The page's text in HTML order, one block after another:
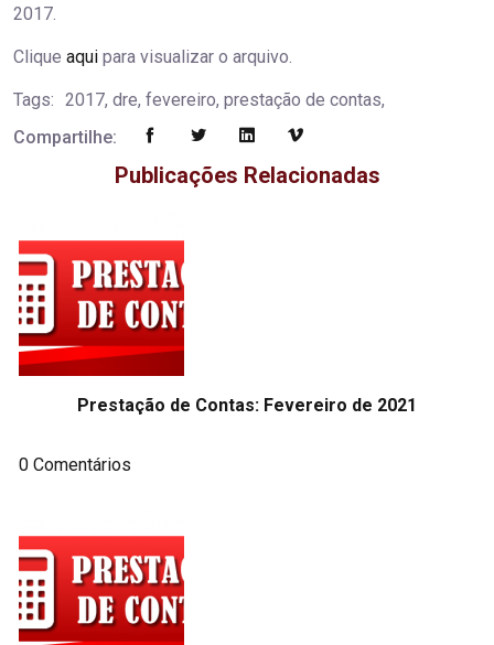
2017.
Clique aqui para visualizar o arquivo.
Tags: 2017, dre, fevereiro, prestação de contas,
Compartilhe:
Publicações Relacionadas
Prestação de Contas: Fevereiro de 2021
0 Comentários